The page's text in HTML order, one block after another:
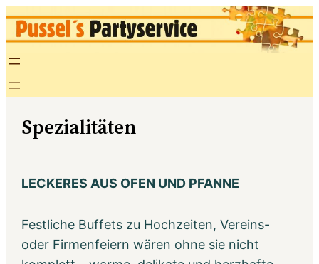
Zum
Inhalt
springen
Spezialitäten
LECKERES AUS OFEN UND PFANNE
Festliche Buffets zu Hochzeiten, Vereins-
oder Firmenfeiern wären ohne sie nicht